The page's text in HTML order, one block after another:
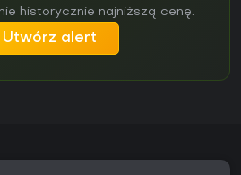
historycznie najniższą cenę.
Utwórz alert